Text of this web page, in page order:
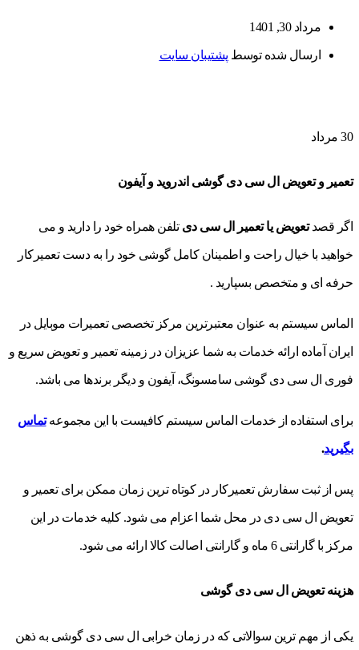
مرداد 30, 1401
ارسال شده توسط پشتیبان سایت
30 مرداد
تعمیر و تعویض ال سی دی گوشی اندروید و آیفون
اگر قصدتعویض یا تعمیر ال سی دی تلفن همراه خود را دارید و می
خواهید با خیال راحت و اطمینان کامل گوشی خود را به دست تعمیرکار
حرفه ای و متخصص بسپارید .
الماس سیستم به عنوان معتبرترین مرکز تخصصی تعمیرات موبایل در
ایران آماده ارائه خدمات به شما عزیزان در زمینه تعمیر و تعویض سریع و
فوری ال سی دی گوشی سامسونگ، آیفون و دیگر برندها می باشد.
برای استفاده از خدمات الماس سیستم کافیست با این مجموعهتماس
بگیرید.
پس از ثبت سفارش تعمیرکار در کوتاه ترین زمان ممکن برای تعمیر و
تعویض ال سی دی در محل شما اعزام می شود. کلیه خدمات در این
مرکز با گارانتی 6 ماه و گارانتی اصالت کالا ارائه می شود.
هزینه تعویض ال سی دی گوشی
یکی از مهم ترین سوالاتی که در زمان خرابی ال سی دی گوشی به ذهن